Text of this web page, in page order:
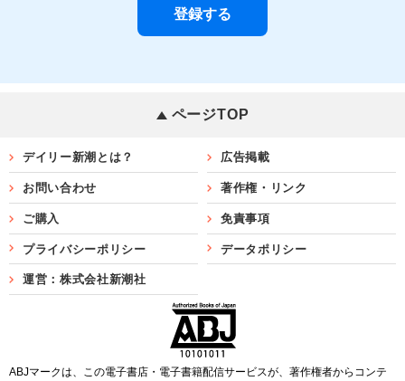
ページTOP
デイリー新潮とは？ 広告掲載
お問い合わせ 著作権・リンク
ご購入 免責事項
プライバシーポリシー データポリシー
運営：株式会社新潮社
ABJマークは、この電子書店・電子書籍配信サービスが、著作権者からコンテ